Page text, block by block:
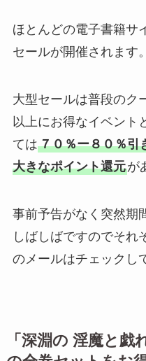
ほとんどの電子書籍サ
セールが開催されます。
大型セールは普段のク
以上にお得なイベント
ては７０％ー８０％引
大きなポイント還元が
事前予告がなく突然期
しばしばですのでそれ
のメールはチェックし
「 深淵の 淫魔と戯